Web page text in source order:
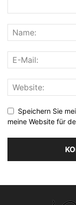
Speichern Sie
meine Website für